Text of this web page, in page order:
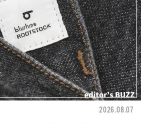
2026.08.07